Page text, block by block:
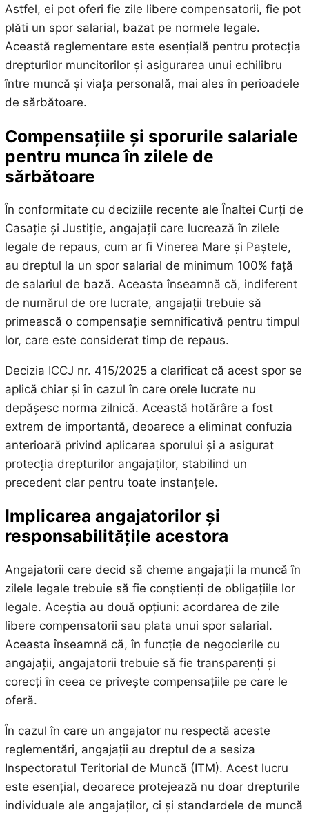
Astfel, ei pot oferi fie zile libere compensatorii, fie pot
plăti un spor salarial, bazat pe normele legale.
Această reglementare este esențială pentru protecția
drepturilor muncitorilor și asigurarea unui echilibru
între muncă și viața personală, mai ales în perioadele
de sărbătoare.
Compensațiile și sporurile salariale
pentru munca în zilele de
sărbătoare
În conformitate cu deciziile recente ale Înaltei Curți de
Casație și Justiție, angajații care lucrează în zilele
legale de repaus, cum ar fi Vinerea Mare și Paștele,
au dreptul la un spor salarial de minimum 100% față
de salariul de bază. Aceasta înseamnă că, indiferent
de numărul de ore lucrate, angajații trebuie să
primească o compensație semnificativă pentru timpul
lor, care este considerat timp de repaus.
Decizia ICCJ nr. 415/2025 a clarificat că acest spor se
aplică chiar și în cazul în care orele lucrate nu
depășesc norma zilnică. Această hotărâre a fost
extrem de importantă, deoarece a eliminat confuzia
anterioară privind aplicarea sporului și a asigurat
protecția drepturilor angajaților, stabilind un
precedent clar pentru toate instanțele.
Implicarea angajatorilor și
responsabilitățile acestora
Angajatorii care decid să cheme angajații la muncă în
zilele legale trebuie să fie conștienți de obligațiile lor
legale. Aceștia au două opțiuni: acordarea de zile
libere compensatorii sau plata unui spor salarial.
Aceasta înseamnă că, în funcție de negocierile cu
angajații, angajatorii trebuie să fie transparenți și
corecți în ceea ce privește compensațiile pe care le
oferă.
În cazul în care un angajator nu respectă aceste
reglementări, angajații au dreptul de a sesiza
Inspectoratul Teritorial de Muncă (ITM). Acest lucru
este esențial, deoarece protejează nu doar drepturile
individuale ale angajaților, ci și standardele de muncă